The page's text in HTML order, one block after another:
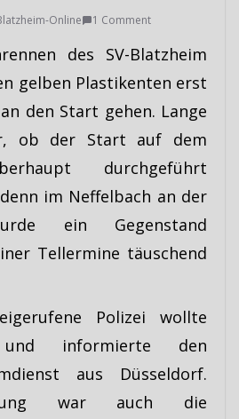
Online 1 Comment
des SV-Blatzheim
gelben Plastikenten erst
den Start gehen. Lange
ob der Start auf dem
durchgeführt
im Neffelbach an der
ein Gegenstand
Tellermine täuschend
Polizei wollte
informierte den
aus Düsseldorf.
war auch die